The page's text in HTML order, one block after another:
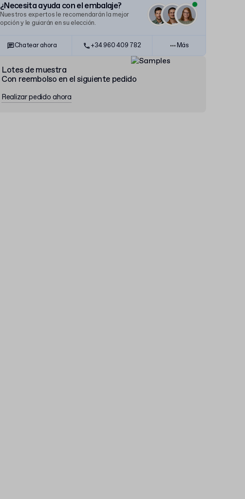
¿Necesita ayuda con el embalaje?
Nuestros expertos le recomendarán la mejor
opción y le guiarán en su elección.
Chatear ahora +34 960 409 782 Más
Lotes de muestra
Con reembolso en el siguiente pedido
Realizar pedido ahora